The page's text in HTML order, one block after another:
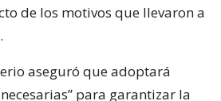
de los motivos que llevaron a
aseguró que adoptará
para garantizar la